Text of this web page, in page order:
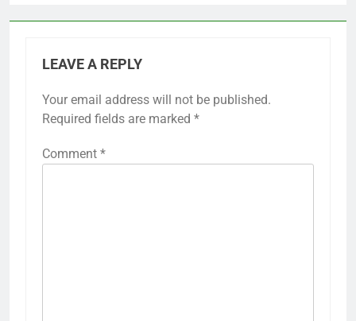
LEAVE A REPLY
Your email address will not be published.
Required fields are marked *
Comment *